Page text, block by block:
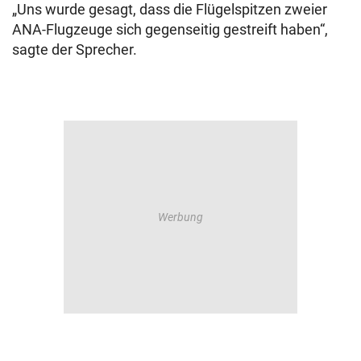
„Uns wurde gesagt, dass die Flügelspitzen zweier
ANA-Flugzeuge sich gegenseitig gestreift haben“,
sagte der Sprecher.